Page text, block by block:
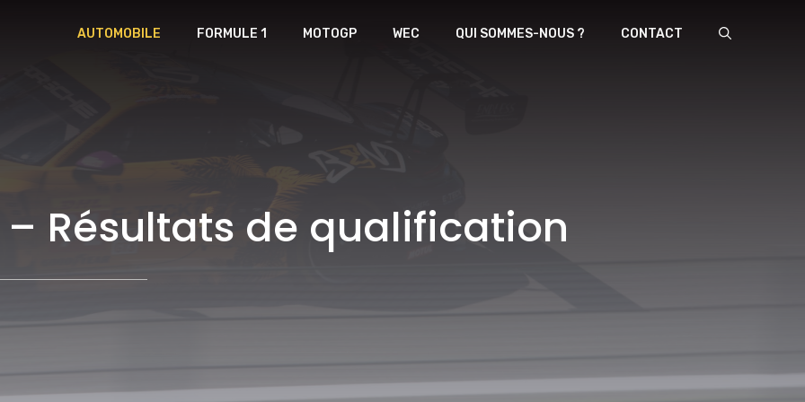
AUTOMOBILE FORMULE 1 MOTOGP WEC QUI SOMMES-NOUS ? CONTACT
Résultats de qualification